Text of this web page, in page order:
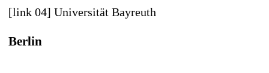
[link 04] Universität Bayreuth
Berlin